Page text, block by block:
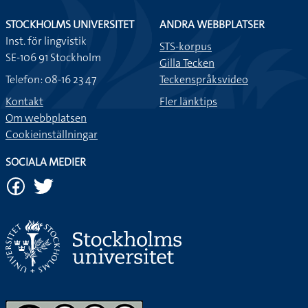
STOCKHOLMS UNIVERSITET
Inst. för lingvistik
SE-106 91 Stockholm
Telefon: 08-16 23 47
Kontakt
Om webbplatsen
Cookieinställningar
ANDRA WEBBPLATSER
STS-korpus
Gilla Tecken
Teckenspråksvideo
Fler länktips
SOCIALA MEDIER